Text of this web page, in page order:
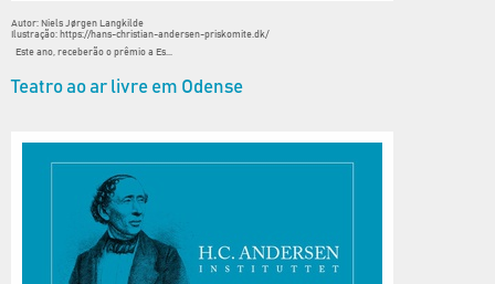
Autor: Niels Jørgen Langkilde
Ilustração: https://hans-christian-andersen-priskomite.dk/
Este ano, receberão o prêmio a Es...
Teatro ao ar livre em Odense